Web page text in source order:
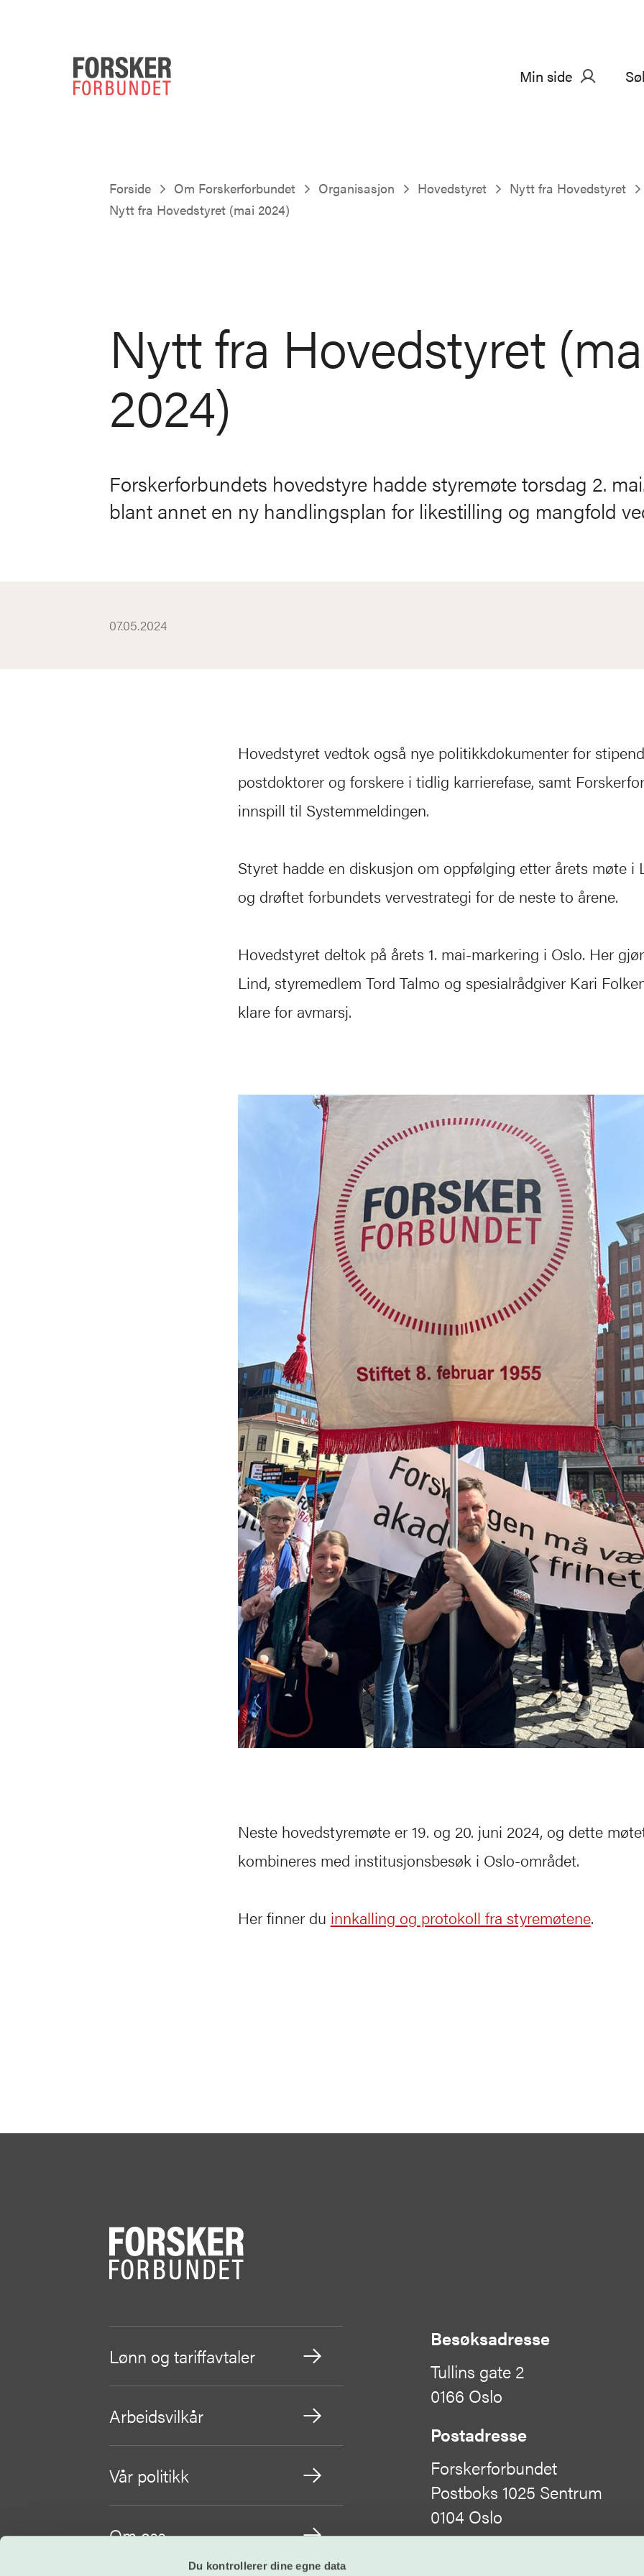
Du kontrollerer dine egne data
Min side
Forside Om Forskerforbundet Organisasjon Hovedstyret
Nytt fra Hovedstyret
Nytt fra Hovedstyret (mai 2024)
Nytt fra Hovedstyret
2024)
Forskerforbundets hovedstyre hadde styremøte torsdag 2.
blant annet en ny handlingsplan for likestilling og mangfold
07.05.2024
Hovedstyret vedtok også nye politikkdokumenter for
postdoktorer og forskere i tidlig karrierefase, samt
innspill til Systemmeldingen.
Styret hadde en diskusjon om oppfølging etter årets møte i
og drøftet forbundets vervestrategi for de neste to årene.
Hovedstyret deltok på årets 1. mai-markering i Oslo. Her
Lind, styremedlem Tord Talmo og spesialrådgiver Kari
klare for avmarsj.
Neste hovedstyremøte er 19. og 20. juni 2024, og dette
kombineres med institusjonsbesøk i Oslo-området.
Her finner du innkalling og protokoll fra styremøtene.
Lønn og tariffavtaler
Arbeidsvilkår
Vår politikk
Om oss
Besøksadresse
Tullins gate 2
0166 Oslo
Postadresse
Forskerforbundet
Postboks 1025 Sentrum
0104 Oslo